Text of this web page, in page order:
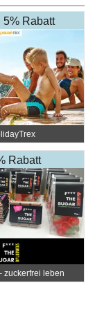
5% Rabatt
Rabatt
zuckerfrei leben